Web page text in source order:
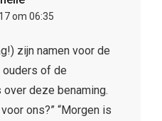
om 06:35
zijn namen voor de
ouders of de
deze benaming.
ons?” “Morgen is